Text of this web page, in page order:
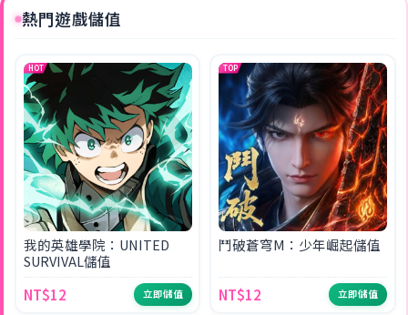
熱門遊戲儲值
HOT
我的英雄學院：UNITED
SURVIVAL儲值
NT$12
立即儲值
TOP
鬥破蒼穹M：少年崛起儲值
NT$12 立即儲值